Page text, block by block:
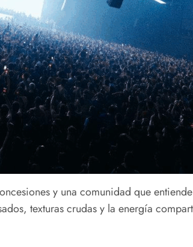
y una comunidad que
texturas crudas y la energía